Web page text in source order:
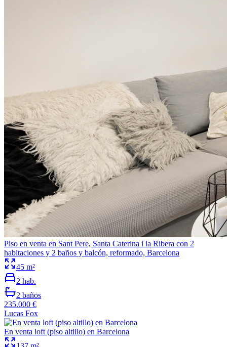
Piso en venta en Sant Pere, Santa Caterina i la Ribera con 2
habitaciones y 2 baños y balcón, reformado, Barcelona
45 m²
2 hab.
2 baños
235.000 €
Lucas Fox
En venta loft (piso altillo) en Barcelona